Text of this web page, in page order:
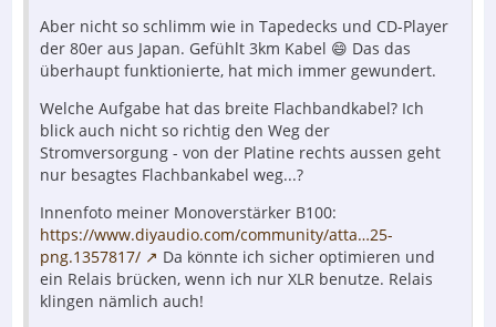
Aber nicht so schlimm wie in Tapedecks und CD-Player
der 80er aus Japan. Gefühlt 3km Kabel 😄 Das das
überhaupt funktionierte, hat mich immer gewundert.
Welche Aufgabe hat das breite Flachbandkabel? Ich
blick auch nicht so richtig den Weg der
Stromversorgung - von der Platine rechts aussen geht
nur besagtes Flachbankabel weg...?
Innenfoto meiner Monoverstärker B100:
https://www.diyaudio.com/community/atta…25-
png.1357817/
Da könnte ich sicher optimieren und
ein Relais brücken, wenn ich nur XLR benutze. Relais
klingen nämlich auch!